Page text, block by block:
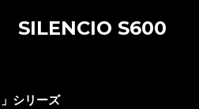
S600
シリーズ